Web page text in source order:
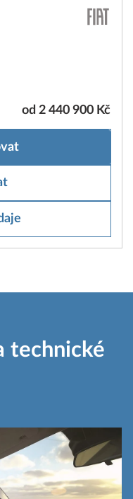
od 2 440 900 Kč
technické